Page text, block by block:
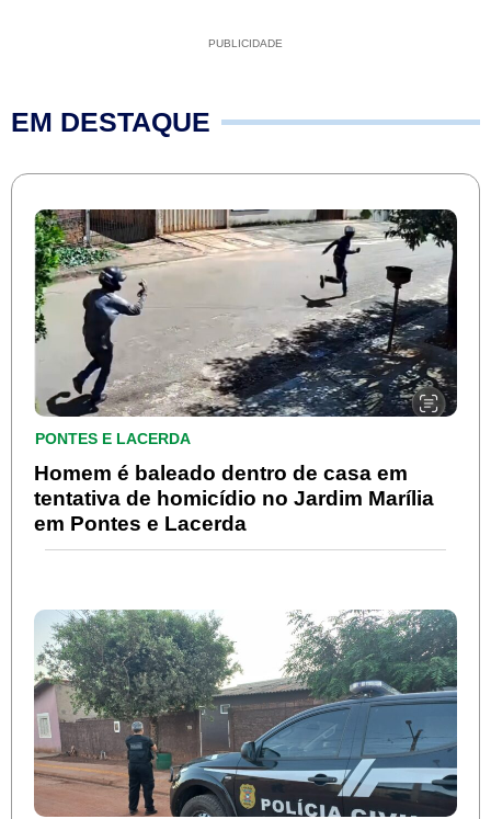
PUBLICIDADE
EM DESTAQUE
PONTES E LACERDA
Homem é baleado dentro de casa em
tentativa de homicídio no Jardim Marília
em Pontes e Lacerda